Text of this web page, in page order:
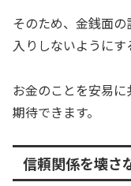
そのため、金銭面
入りしないようにす
お金のことを安易
期待できます。
信頼関係を壊さ